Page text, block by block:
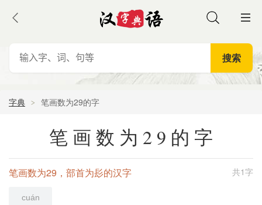
字典 笔画数为29的字
笔画数为29的字
共1字
笔画数为29，部首为髟的汉字
cuán